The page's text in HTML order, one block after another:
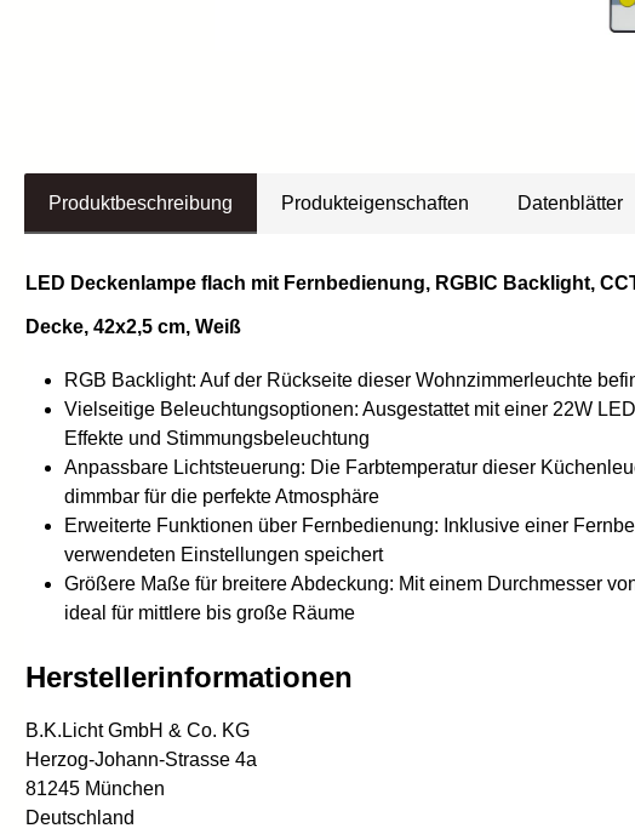
Produktbeschreibung Produkteigenschaften Datenblätter
LED Deckenlampe flach mit Fernbedienung, RGBIC Backlight,
Decke, 42x2,5 cm, Weiß
RGB Backlight: Auf der Rückseite dieser Wohnzimmerleuchte
Vielseitige Beleuchtungsoptionen: Ausgestattet mit einer 22W
Effekte und Stimmungsbeleuchtung
Anpassbare Lichtsteuerung: Die Farbtemperatur dieser
dimmbar für die perfekte Atmosphäre
Erweiterte Funktionen über Fernbedienung: Inklusive einer
verwendeten Einstellungen speichert
Größere Maße für breitere Abdeckung: Mit einem Durchmesser
ideal für mittlere bis große Räume
Herstellerinformationen
B.K.Licht GmbH & Co. KG
Herzog-Johann-Strasse 4a
81245 München
Deutschland